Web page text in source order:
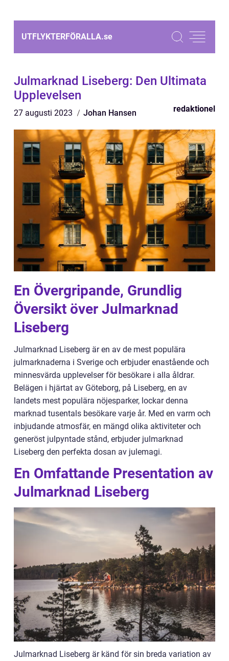
UTFLYKTERFÖRALLA.se
Julmarknad Liseberg: Den Ultimata
Upplevelsen
27 augusti 2023 Johan Hansen redaktionel
En Övergripande, Grundlig
Översikt över Julmarknad
Liseberg
Julmarknad Liseberg är en av de mest populära
julmarknaderna i Sverige och erbjuder enastående och
minnesvärda upplevelser för besökare i alla åldrar.
Belägen i hjärtat av Göteborg, på Liseberg, en av
landets mest populära nöjesparker, lockar denna
marknad tusentals besökare varje år. Med en varm och
inbjudande atmosfär, en mängd olika aktiviteter och
generöst julpyntade stånd, erbjuder julmarknad
Liseberg den perfekta dosan av julemagi.
En Omfattande Presentation av
Julmarknad Liseberg
Julmarknad Liseberg är känd för sin breda variation av